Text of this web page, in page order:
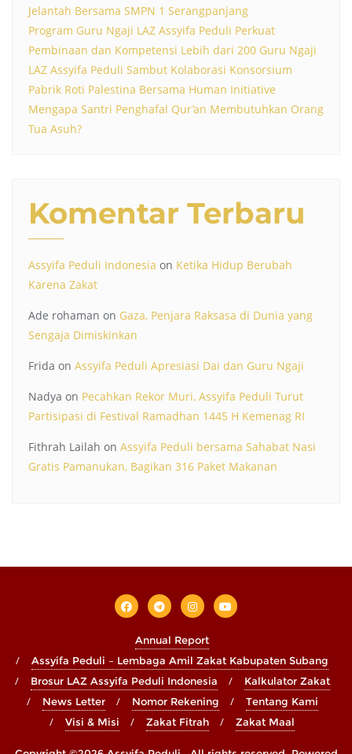
Jelantah Bersama SMPN 1 Serangpanjang
Program Guru Ngaji LAZ Assyifa Peduli Perkuat
Pembinaan dan Kompetensi Lebih dari 200 Guru Ngaji
LAZ Assyifa Peduli Sambut Kolaborasi Konsorsium
Pabrik Roti Palestina Bersama Human Initiative
Mengapa Santri Penghafal Qur’an Membutuhkan Orang
Tua Asuh?
Komentar Terbaru
Assyifa Peduli Indonesia on Ketika Hidup Berubah
Karena Zakat
Ade rohaman on Gaza, Penjara Raksasa di Dunia yang
Sengaja Dimiskinkan
Frida on Assyifa Peduli Apresiasi Dai dan Guru Ngaji
Nadya on Pecahkan Rekor Muri, Assyifa Peduli Turut
Partisipasi di Festival Ramadhan 1445 H Kemenag RI
Fithrah Lailah on Assyifa Peduli bersama Sahabat Nasi
Gratis Pamanukan, Bagikan 316 Paket Makanan
Annual Report
Assyifa Peduli – Lembaga Amil Zakat Kabupaten Subang
Brosur LAZ Assyifa Peduli Indonesia
Kalkulator Zakat
News Letter
Nomor Rekening
Tentang Kami
Visi & Misi
Zakat Fitrah Zakat Maal